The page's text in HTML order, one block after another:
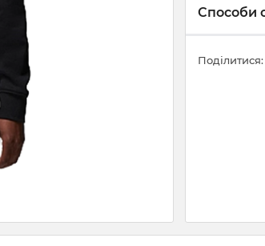
Способи
Поділитися: